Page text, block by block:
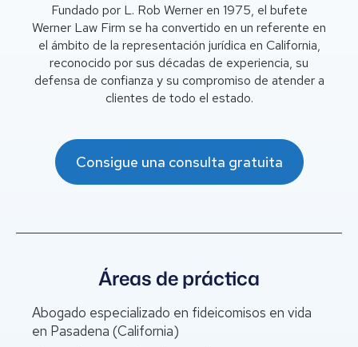
Fundado por L. Rob Werner en 1975, el bufete
Werner Law Firm se ha convertido en un referente en
el ámbito de la representación jurídica en California,
reconocido por sus décadas de experiencia, su
defensa de confianza y su compromiso de atender a
clientes de todo el estado.
Consigue una consulta gratuita
Áreas de práctica
Abogado especializado en fideicomisos en vida
en Pasadena (California)